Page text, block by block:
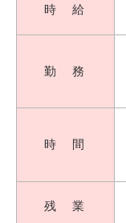
時 給
勤 務
時 間
残 業